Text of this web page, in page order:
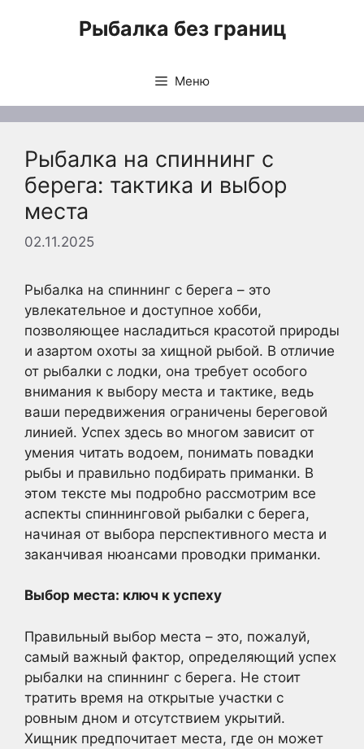
Рыбалка без границ
Меню
Рыбалка на спиннинг с
берега: тактика и выбор
места
02.11.2025
Рыбалка на спиннинг с берега – это
увлекательное и доступное хобби,
позволяющее насладиться красотой природы
и азартом охоты за хищной рыбой. В отличие
от рыбалки с лодки, она требует особого
внимания к выбору места и тактике, ведь
ваши передвижения ограничены береговой
линией. Успех здесь во многом зависит от
умения читать водоем, понимать повадки
рыбы и правильно подбирать приманки. В
этом тексте мы подробно рассмотрим все
аспекты спиннинговой рыбалки с берега,
начиная от выбора перспективного места и
заканчивая нюансами проводки приманки.
Выбор места: ключ к успеху
Правильный выбор места – это, пожалуй,
самый важный фактор, определяющий успех
рыбалки на спиннинг с берега. Не стоит
тратить время на открытые участки с
ровным дном и отсутствием укрытий.
Хищник предпочитает места, где он может